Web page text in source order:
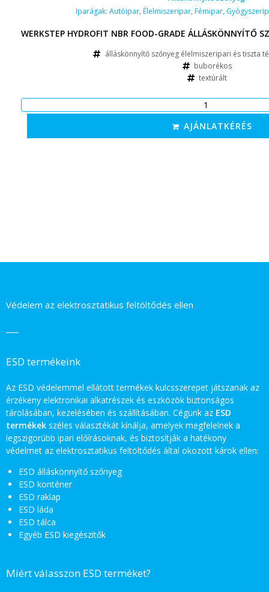
Iparágak: Autóipar,Élelmiszeripar,Fémipar,
WERKSTEP HYDROFIT NBR FOOD-GRADE ÁLLÁSKÖNNYÍTŐ
álláskönnyítő szőnyeg élelmiszeripari és tiszta
buborékos
textúrált
AJÁNLATKÉRÉS
Védelem az elektrosztatikus feltöltődés ellen
ESD termékeink
Az ESD védelemmel ellátott termékek kulcsszerepet játszanak az
érzékeny elektronikai alkatrészek és eszközök biztonságos
tárolásában, kezelésében és szállításában. Cégünk az ESD
termékek széles választékát kínálja, amelyek megfelelnek a
legszigorúbb ipari előírásoknak, és biztosítják a hatékony
védelmet az elektrosztatikus feltöltődés által okozott károk ellen:
ESD álláskönnyítő szőnyeg
ESD konténer
ESD raklap
ESD láda
ESD tálca
Egyéb ESD kiegészítők
Miért válasszon ESD terméket?